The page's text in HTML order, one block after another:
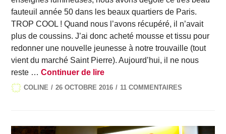
fauteuil année 50 dans les beaux quartiers de Paris.
TROP COOL ! Quand nous l’avons récupéré, il n’avait
plus de coussins. J’ai donc acheté mousse et tissu pour
redonner une nouvelle jeunesse à notre trouvaille (tout
vient du marché Saint Pierre). Aujourd’hui, il ne nous
reste …Continuer de lireLes objets trouvés, Design #19
COLINE 26 OCTOBRE 2016 11 COMMENTAIRES